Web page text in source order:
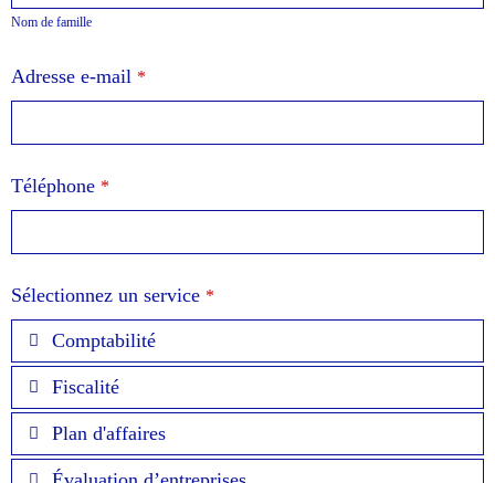
Nom de famille
Adresse e-mail *
Téléphone *
Company
Name *
Sélectionnez un service *
Comptabilité
Fiscalité
Plan d'affaires